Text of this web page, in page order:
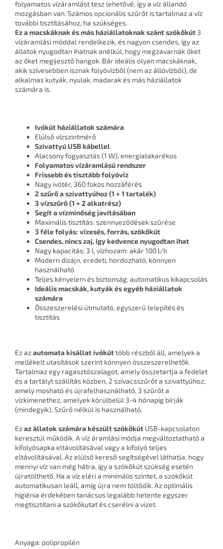
folyamatos vízáramlást tesz lehetővé, így a víz állandó
mozgásban van. Számos opcionális szűrőt is tartalmaz a víz
további tisztításához, ha szükséges.
Ez a macskáknak és más háziállatoknak szánt szökőkút 3
vízáramlási móddal rendelkezik, és nagyon csendes, így az
állatok nyugodtan ihatnak anélkül, hogy megzavarnák őket
az őket megijesztő hangok. Bár ideális olyan macskáknak,
akik szívesebben isznak folyóvízből (nem az állóvízből), de
alkalmas kutyák, nyulak, madarak és más háziállatok
számára is.
Ivókút háziállatok számára
Elülső vízszintmérő
Szivattyú USB kábellel
Alacsony fogyasztás (1 W), energiatakarékos
Folyamatos vízáramlású rendszer
Frissebb és tisztább folyóvíz
Nagy ivótér, 360 fokos hozzáférés
2 szűrő a szivattyúhoz (1 + 1 tartalék)
3 vízszűrő (1 + 2 alkatrész)
Segít a vízminőség javításában
Maximális tisztítás: szennyeződések szűrése
3 féle folyás: vízesés, forrás, szökőkút
Csendes, nincs zaj, így kedvence nyugodtan ihat
Nagy kapacitás: 3 l, vízhozam: akár 100 l/h
Modern dizájn, eredeti, hordozható, könnyen
használható
Teljes kényelem és biztonság: automatikus kikapcsolás
Ideális macskák, kutyák és egyéb háziállatok
számára
Összeszerelési útmutató, egyszerű telepítés és
tisztítás
Ez azautomata kisállat ivókúttöbb részből áll, amelyek a
mellékelt utasítások szerint könnyen összeszerelhetők.
Tartalmaz egy ragasztószalagot, amely összetartja a fedelet
és a tartályt szállítás közben, 2 szivacsszűrőt a szivattyúhoz,
amely mosható és újrafelhasználható, 3 szűrőt a
vízkimenethez, amelyek körülbelül 3-4 hónapig bírják
(mindegyik). Szűrő nélkül is használható.
Ezaz állatok számára készült szökőkút USB-kapcsolaton
keresztül működik. A víz áramlási módja megváltoztatható a
kifolyósapka eltávolításával vagy a kifolyó teljes
eltávolításával. Az elülső kereső segítségével láthatja, hogy
mennyi víz van még hátra, így a szökőkút szükség esetén
újratölthető. Ha a víz eléri a minimális szintet, a szökőkút
automatikusan leáll, amíg újra nem töltődik. Az optimális
higiénia érdekében tanácsos legalább hetente egyszer
megtisztítani a szökőkutat és cserélni a vizet.
Anyaga: polipropilén